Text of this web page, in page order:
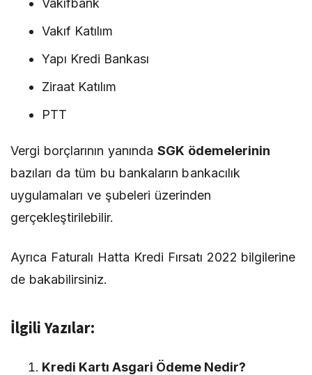
Vakıf Katılım
Yapı Kredi Bankası
Ziraat Katılım
PTT
Vergi borçlarının yanında SGK ödemelerinin
bazıları da tüm bu bankaların bankacılık
uygulamaları ve şubeleri üzerinden
gerçekleştirilebilir.
Ayrıca Faturalı Hatta Kredi Fırsatı 2022 bilgilerine
de bakabilirsiniz.
İlgili Yazılar:
Kredi Kartı Asgari Ödeme Nedir?